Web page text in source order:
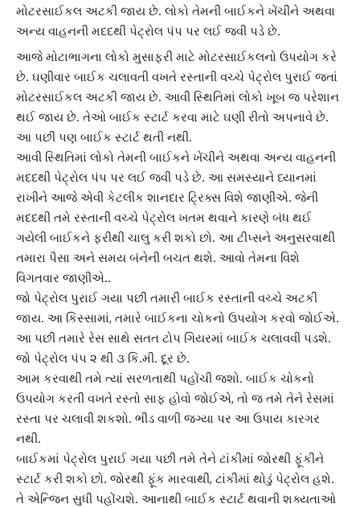
મોટરસાઈકલ અટકી જાય છે. લોકો તેમની બાઈકને ખેંચીને અથવા
અન્ય વાહનની મદદથી પેટ્રોલ પંપ પર લઈ જવી પડે છે.
આજે મોટાભાગના લોકો મુસાફરી માટે મોટરસાઈકલનો ઉપયોગ કરે
છે. ઘણીવાર બાઈક ચલાવતી વખતે રસ્તાની વચ્ચે પેટ્રોલ પુરાઈ જતાં
મોટરસાઈકલ અટકી જાય છે. આવી સ્થિતિમાં લોકો ખૂબ જ પરેશાન
થઈ જાય છે. તેઓ બાઈક સ્ટાર્ટ કરવા માટે ઘણી રીતો અપનાવે છે.
આ પછી પણ બાઈક સ્ટાર્ટ થતી નથી.
આવી સ્થિતિમાં લોકો તેમની બાઈકને ખેંચીને અથવા અન્ય વાહનની
મદદથી પેટ્રોલ પંપ પર લઈ જવી પડે છે. આ સમસ્યાને ધ્યાનમાં
રાખીને આજે એવી કેટલીક શાનદાર ટ્રિક્સ વિશે જાણીએ. જેની
મદદથી તમે રસ્તાની વચ્ચે પેટ્રોલ ખતમ થવાને કારણે બંધ થઈ
ગયેલી બાઈકને ફરીથી ચાલુ કરી શકો છો. આ ટીપ્સને અનુસરવાથી
તમારા પૈસા અને સમય બંનેની બચત થશે. આવો તેમના વિશે
વિગતવાર જાણીએ..
જો પેટ્રોલ પુરાઈ ગયા પછી તમારી બાઈક રસ્તાની વચ્ચે અટકી
જાય. આ કિસ્સામાં, તમારે બાઈકના ચોકનો ઉપયોગ કરવો જોઈએ.
આ પછી તમારે રેસ સાથે સતત ટોપ ગિયરમાં બાઈક ચલાવવી પડશે.
જો પેટ્રોલ પંપ ૨ થી ૩ કિ.મી. દૂર છે.
આમ કરવાથી તમે ત્યાં સરળતાથી પહોંચી જશો. બાઈક ચોકનો
ઉપયોગ કરતી વખતે રસ્તો સાફ હોવો જોઈએ, તો જ તમે તેને રેસમાં
રસ્તા પર ચલાવી શકશો. ભીડ વાળી જગ્યા પર આ ઉપાય કારગર
નથી.
બાઈકમાં પેટ્રોલ પુરાઈ ગયા પછી તમે તેને ટાંકીમાં જોરથી ફૂંકીને
સ્ટાર્ટ કરી શકો છો. જોરથી ફૂંક મારવાથી, ટાંકીમાં થોડું પેટ્રોલ હશે.
તે એન્જિન સુધી પહોંચશે. આનાથી બાઈક સ્ટાર્ટથવાની શક્યતાઓ